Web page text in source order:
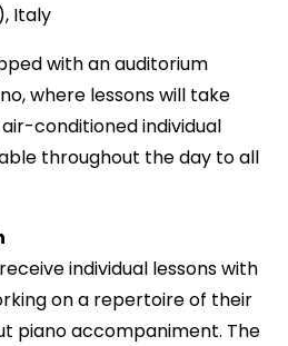
Italy
with an auditorium
where lessons will take
conditioned individual
throughout the day to all
individual lessons with
on a repertoire of their
piano accompaniment. The